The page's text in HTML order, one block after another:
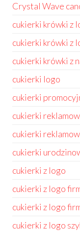
Crystal Wave
cukierki krówki z
cukierki krówki z
cukierki krówki z
cukierki logo
cukierki
cukierki
cukierki
cukierki
cukierki z logo
cukierki z logo
cukierki z logo
cukierki z logo